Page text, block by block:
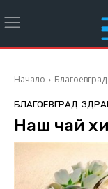
Начало Благоевград
БЛАГОЕВГРАД
Наш чай